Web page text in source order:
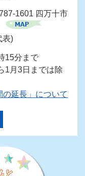
1601 四万十市
表)
15分まで
1月3日までは除
の延長」について